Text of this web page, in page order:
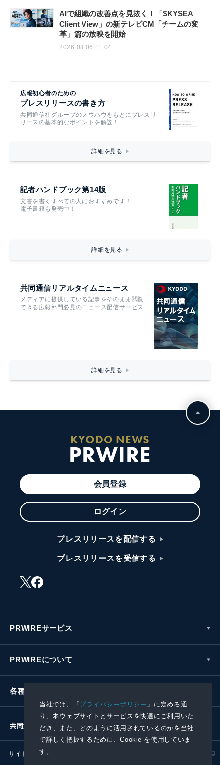
当社では、「プライバシーポリシー 」に定める通
り、本ウェブサイトとサービスを快適にご利用いた
だき、また、どのように活用されているのかを当社
で詳しく把握するために、Cookie を使用していま
す。
AIで組織の改善点を見抜く！「SKYSEA
Client View」の新テレビCM「チームの変
革」篇の放映を開始
2026.08.06 11:04
広報初心者のための
プレスリリースの書き方
共同通信社グループのノウハウをもとにプレスリ
リースの基本的なポイントを解説！
詳細を見る
記者ハンドブック第14版
文書を書くすべての人におすすめです！
電子書籍も発売中！
詳細を見る
共同通信リアルタイムニュース
メディアに提供している記事をそのまま閲覧
できる広報部門必見のニュース配信サービス
詳細を見る
KYODO NEWS
PRWIRE
会員登録
ログイン
プレスリリースを配信する
プレスリリースを受信する
PRWIREサービス
PRWIREについて
各種お問い合わせ
共同通信社グループ
サイトポリシー